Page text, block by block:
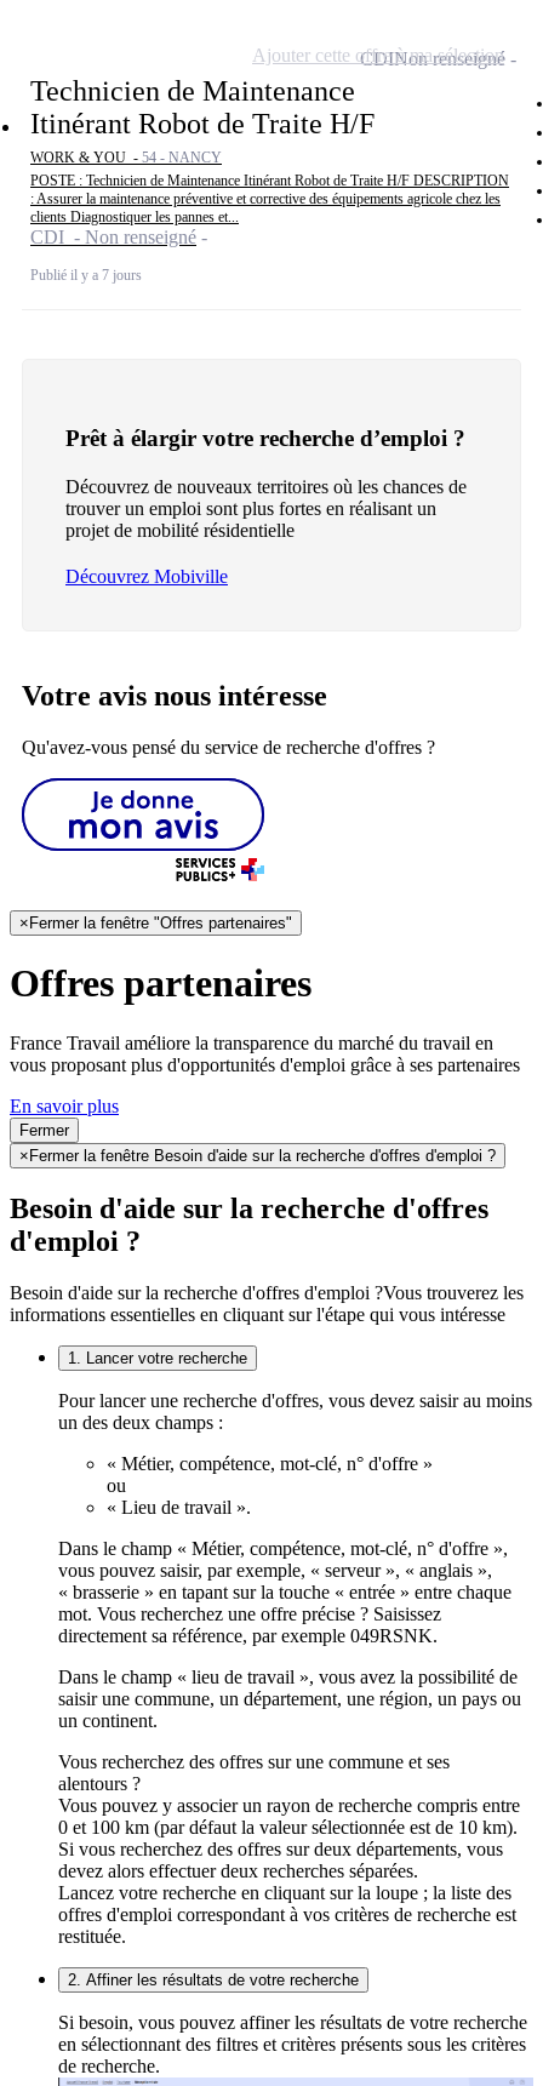
Technicien de Maintenance
Itinérant Robot de Traite H/F
WORK & YOU - 54 - NANCY
POSTE : Technicien de Maintenance Itinérant Robot de Traite H/F DESCRIPTION
: Assurer la maintenance préventive et corrective des équipements agricole chez les
clients Diagnostiquer les pannes et...
CDI - Non renseigné
Publié il y a 7 jours
CDINon renseigné
Ajouter cette offre à ma sélection
Prêt à élargir votre recherche d’emploi ?
Découvrez de nouveaux territoires où les chances de
trouver un emploi sont plus fortes en réalisant un
projet de mobilité résidentielle
Découvrez Mobiville
Votre avis nous intéresse
Qu'avez-vous pensé du service de recherche d'offres ?
× Fermer la fenêtre "Offres partenaires"
Offres partenaires
France Travail améliore la transparence du marché du travail en
vous proposant plus d'opportunités d'emploi grâce à ses partenaires
En savoir plus
Fermer
× Fermer la fenêtre Besoin d'aide sur la recherche d'offres d'emploi ?
Besoin d'aide sur la recherche d'offres
d'emploi ?
Besoin d'aide sur la recherche d'offres d'emploi ?Vous trouverez les
informations essentielles en cliquant sur l'étape qui vous intéresse
1. Lancer votre recherche
Pour lancer une recherche d'offres, vous devez saisir au moins
un des deux champs :
« Métier, compétence, mot-clé, n° d'offre »
ou
« Lieu de travail ».
Dans le champ « Métier, compétence, mot-clé, n° d'offre »,
vous pouvez saisir, par exemple, « serveur », « anglais »,
« brasserie » en tapant sur la touche « entrée » entre chaque
mot. Vous recherchez une offre précise ? Saisissez
directement sa référence, par exemple 049RSNK.
Dans le champ « lieu de travail », vous avez la possibilité de
saisir une commune, un département, une région, un pays ou
un continent.
Vous recherchez des offres sur une commune et ses
alentours ?
Vous pouvez y associer un rayon de recherche compris entre
0 et 100 km (par défaut la valeur sélectionnée est de 10 km).
Si vous recherchez des offres sur deux départements, vous
devez alors effectuer deux recherches séparées.
Lancez votre recherche en cliquant sur la loupe ; la liste des
offres d'emploi correspondant à vos critères de recherche est
restituée.
2. Affiner les résultats de votre recherche
Si besoin, vous pouvez affiner les résultats de votre recherche
en sélectionnant des filtres et critères présents sous les critères
de recherche.